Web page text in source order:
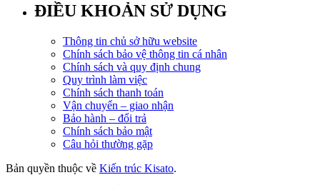
ĐIỀU KHOẢN SỬ DỤNG
Thông tin chủ sở hữu website
Chính sách bảo vệ thông tin cá nhân
Chính sách và quy định chung
Quy trình làm việc
Chính sách thanh toán
Vận chuyển – giao nhận
Bảo hành – đổi trả
Chính sách bảo mật
Câu hỏi thường gặp
Bản quyền thuộc về Kiến trúc Kisato.